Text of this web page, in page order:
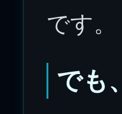
です。
でも